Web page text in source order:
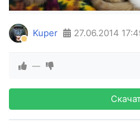
Kuper 27.06.2014
—